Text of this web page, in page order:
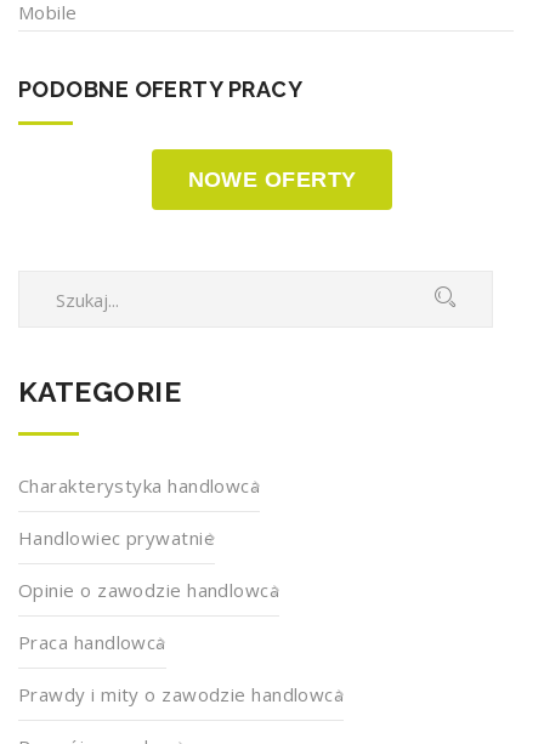
Mobile
PODOBNE OFERTY PRACY
NOWE OFERTY
KATEGORIE
Charakterystyka handlowca
Handlowiec prywatnie
Opinie o zawodzie handlowca
Praca handlowca
Prawdy i mity o zawodzie handlowca